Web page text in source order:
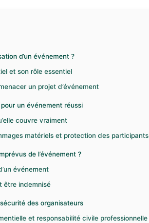
d’un événement ?
et son rôle essentiel
un projet d’événement
un événement réussi
couvre vraiment
matériels et protection des participants
de l’événement ?
événement
être indemnisé
des organisateurs
et responsabilité civile professionnelle